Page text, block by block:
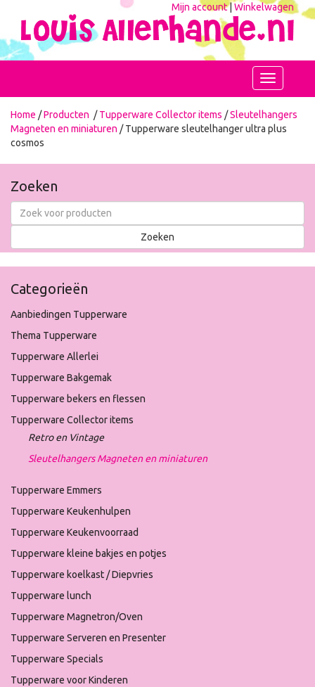
Mijn account|Winkelwagen
Toggle
navigation
Home /Producten /Tupperware Collector items /Sleutelhangers
Magneten en miniaturen / Tupperware sleutelhanger ultra plus
cosmos
Zoeken
Categorieën
Aanbiedingen Tupperware
Thema Tupperware
Tupperware Allerlei
Tupperware Bakgemak
Tupperware bekers en flessen
Tupperware Collector items
Retro en Vintage
Sleutelhangers Magneten en miniaturen
Tupperware Emmers
Tupperware Keukenhulpen
Tupperware Keukenvoorraad
Tupperware kleine bakjes en potjes
Tupperware koelkast / Diepvries
Tupperware lunch
Tupperware Magnetron/Oven
Tupperware Serveren en Presenter
Tupperware Specials
Tupperware voor Kinderen